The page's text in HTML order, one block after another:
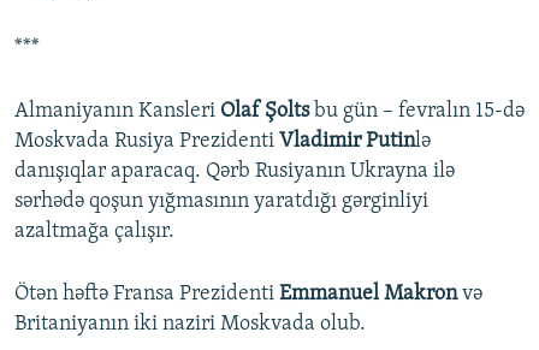
***
Almaniyanın Kansleri Olaf Şoltsbu gün – fevralın 15-də
Moskvada Rusiya Prezidenti Vladimir Putinlə
danışıqlar aparacaq. Qərb Rusiyanın Ukrayna ilə
sərhədə qoşun yığmasının yaratdığı gərginliyi
azaltmağa çalışır.
Ötən həftə Fransa Prezidenti Emmanuel Makronvə
Britaniyanın iki naziri Moskvada olub.